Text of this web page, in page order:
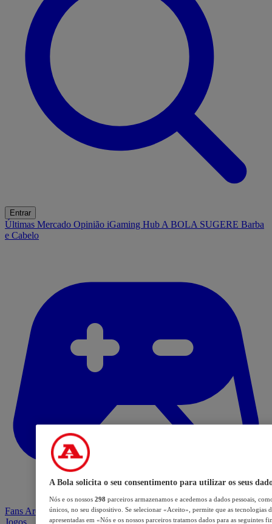
Entrar
Últimas Mercado Opinião iGaming Hub A BOLA SUGERE Barba
e Cabelo
Fans Arena
Jogos
A Bola solicita o seu consentimento para utilizar os seus
Nós e os nossos 298 parceiros armazenamos e acedemos a dados pessoais,
únicos, no seu dispositivo. Se selecionar «Aceito», permite que as tecnologias
apresentadas em «Nós e os nossos parceiros tratamos dados para as seguintes